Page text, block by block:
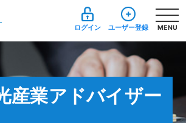
ログイン ユーザー登録 MENU
産業アドバイザー